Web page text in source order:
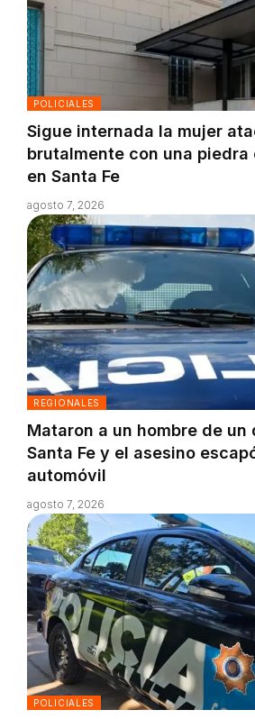
POLICIALES
Sigue internada la mujer
brutalmente con una piedra
en Santa Fe
agosto 7, 2026
REGIONALES
Mataron a un hombre de un
Santa Fe y el asesino
automóvil
agosto 7, 2026
POLICIALES